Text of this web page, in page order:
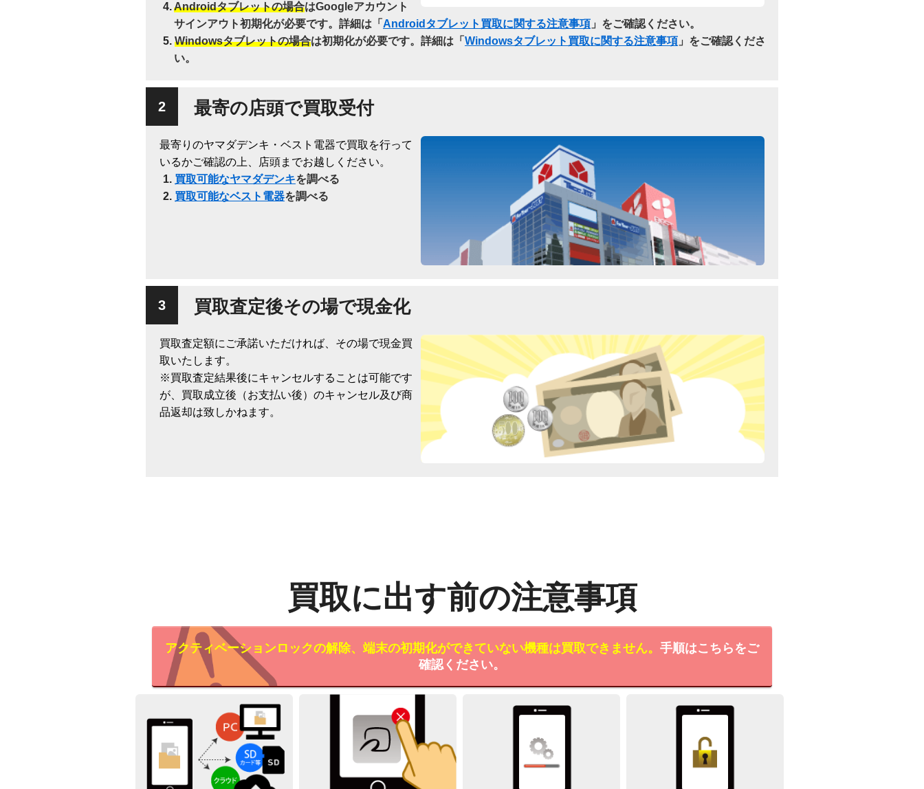
Androidタブレットの場合はGoogleアカウント
サインアウト初期化が必要です。詳細は「 Androidタブレット買取に関する注意事項 」をご確認ください。
Windowsタブレットの場合は初期化が必要です。詳細は「 Windowsタブレット買取に関する注意事項 」をご確認くださ
い。
最寄の店頭で買取受付
最寄りのヤマダデンキ・ベスト電器で買取を行って
いるかご確認の上、店頭までお越しください。
買取可能なヤマダデンキを調べる
買取可能なベスト電器を調べる
買取査定後その場で現金化
買取査定額にご承諾いただければ、その場で現金買
取いたします。
※買取査定結果後にキャンセルすることは可能です
が、買取成立後（お支払い後）のキャンセル及び商
品返却は致しかねます。
買取に出す前の注意事項
アクティベーションロックの解除、端末の初期化ができていない機種は買取できません。 手順はこちらをご
確認ください。